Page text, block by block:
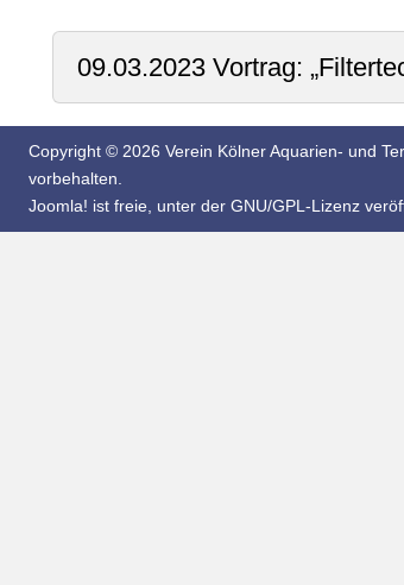
09.03.2023 Vortrag:
Copyright © 2026 Verein Kölner Aquarien- und
vorbehalten.
Joomla! ist freie, unter der GNU/GPL-Lizenz